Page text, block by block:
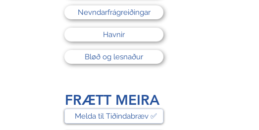
Nevndarfrágreiðingar
Havnir
Bløð og lesnaður
FRÆTT MEIRA
Melda til Tíðindabræv ✅